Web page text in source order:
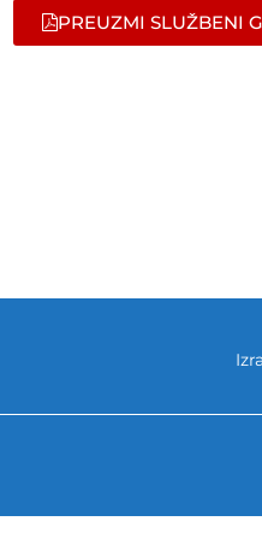
PREUZMI SLUŽBENI